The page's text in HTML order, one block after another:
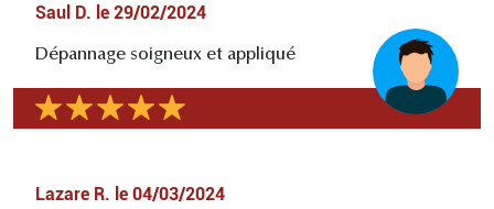
Saul D. le 29/02/2024
Dépannage soigneux et appliqué
Lazare R. le 04/03/2024